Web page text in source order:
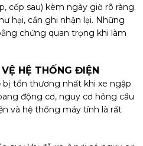
cốp sau) kèm ngày giờ rõ ràng.
hại, cần ghi nhận lại. Những
chứng quan trọng khi làm
HỆ THỐNG ĐIỆN
bị tổn thương nhất khi xe ngập
động cơ, nguy cơ hỏng cầu
và hệ thống máy tính là rất